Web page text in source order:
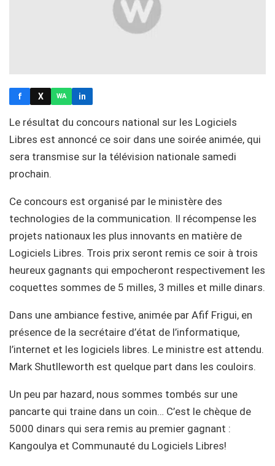
f X WA in
Le résultat du concours national sur les Logiciels
Libres est annoncé ce soir dans une soirée animée, qui
sera transmise sur la télévision nationale samedi
prochain.
Ce concours est organisé par le ministère des
technologies de la communication. Il récompense les
projets nationaux les plus innovants en matière de
Logiciels Libres. Trois prix seront remis ce soir à trois
heureux gagnants qui empocheront respectivement les
coquettes sommes de 5 milles, 3 milles et mille dinars.
Dans une ambiance festive, animée par Afif Frigui, en
présence de la secrétaire d’état de l’informatique,
l’internet et les logiciels libres. Le ministre est attendu.
Mark Shutlleworth est quelque part dans les couloirs.
Un peu par hazard, nous sommes tombés sur une
pancarte qui traine dans un coin… C’est le chèque de
5000 dinars qui sera remis au premier gagnant :
Kangoulya et Communauté du Logiciels Libres!